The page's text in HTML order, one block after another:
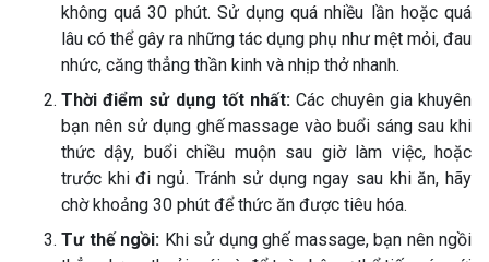
không quá 30 phút. Sử dụng quá nhiều lần hoặc quá
lâu có thể gây ra những tác dụng phụ như mệt mỏi, đau
nhức, căng thẳng thần kinh và nhịp thở nhanh.
Thời điểm sử dụng tốt nhất:Các chuyên gia khuyên
bạn nên sử dụng ghế massage vào buổi sáng sau khi
thức dậy, buổi chiều muộn sau giờ làm việc, hoặc
trước khi đi ngủ. Tránh sử dụng ngay sau khi ăn, hãy
chờ khoảng 30 phút để thức ăn được tiêu hóa.
Tư thế ngồi: Khi sử dụng ghế massage, bạn nên ngồi